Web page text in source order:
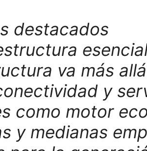
destacados
va más
y
como motor
y medianas